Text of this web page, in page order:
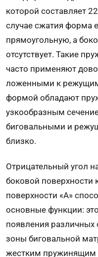
которой составляет
случае сжатия форма
прямоугольную, а
отсутству­ет. Такие
часто применяют
ложенными к
формой обладают
узкообразным
биговальными и
близко.
Отрицательный угол
боковой поверхности
поверхности «А»
основные функции:
появления различных
зоны биговальной
жестким пружинящим